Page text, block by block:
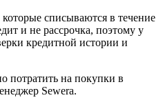
списываются в течение
и не рассрочка, поэтому у
кредитной истории и
потратить на покупки в
Sewera.